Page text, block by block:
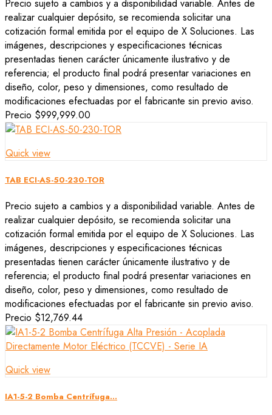
Precio sujeto a cambios y a disponibilidad variable. Antes de
realizar cualquier depósito, se recomienda solicitar una
cotización formal emitida por el equipo de X Soluciones. Las
imágenes, descripciones y especificaciones técnicas
presentadas tienen carácter únicamente ilustrativo y de
referencia; el producto final podrá presentar variaciones en
diseño, color, peso y dimensiones, como resultado de
modificaciones efectuadas por el fabricante sin previo aviso.
Precio $999,999.00
Quick view
TAB ECI-AS-50-230-TOR
Precio sujeto a cambios y a disponibilidad variable. Antes de
realizar cualquier depósito, se recomienda solicitar una
cotización formal emitida por el equipo de X Soluciones. Las
imágenes, descripciones y especificaciones técnicas
presentadas tienen carácter únicamente ilustrativo y de
referencia; el producto final podrá presentar variaciones en
diseño, color, peso y dimensiones, como resultado de
modificaciones efectuadas por el fabricante sin previo aviso.
Precio $12,769.44
Quick view
IA1-5-2 Bomba Centrífuga...